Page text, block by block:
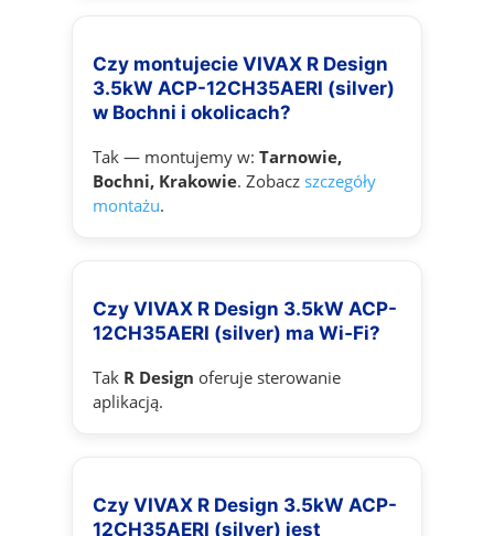
Czy montujecie VIVAX R Design
3.5kW ACP-12CH35AERI (silver)
w Bochni i okolicach?
Tak — montujemy w: Tarnowie,
Bochni, Krakowie. Zobacz szczegóły
montażu.
Czy VIVAX R Design 3.5kW ACP-
12CH35AERI (silver) ma Wi‑Fi?
Tak R Design oferuje sterowanie
aplikacją.
Czy VIVAX R Design 3.5kW ACP-
12CH35AERI (silver) jest